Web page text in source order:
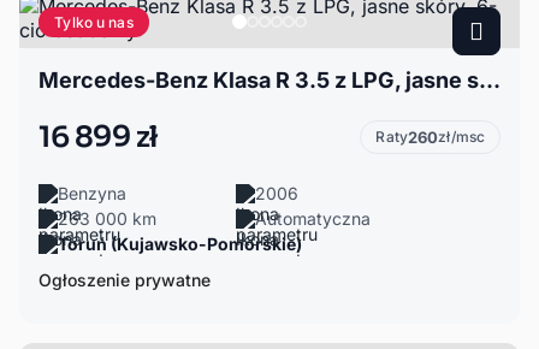
Tylko u nas
Mercedes-Benz Klasa R 3.5 z LPG, jasne skóry, 6-cio osobowy
16 899 zł Raty260zł/msc
Benzyna
2006
263 000 km
Automatyczna
Toruń (Kujawsko-Pomorskie)
Ogłoszenie prywatne